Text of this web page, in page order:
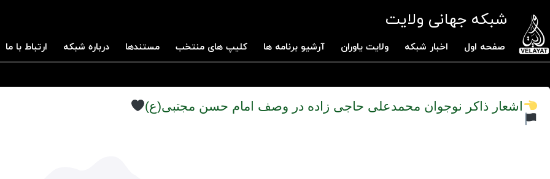
شبکه جهانی ولایت
صفحه اول اخبار شبکه ولایت یاوران آرشیو برنامه ها کلیپ های منتخب مستندها درباره شبکه ارتباط با ما
اشعار ذاکر نوجوان محمدعلی حاجی زاده در وصف امام حسن مجتبی(ع)